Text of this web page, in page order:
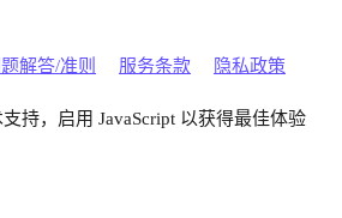
= 5s
query command.
解答/准则 服务条款 隐私政策
持，启用 JavaScript 以获得最佳体验